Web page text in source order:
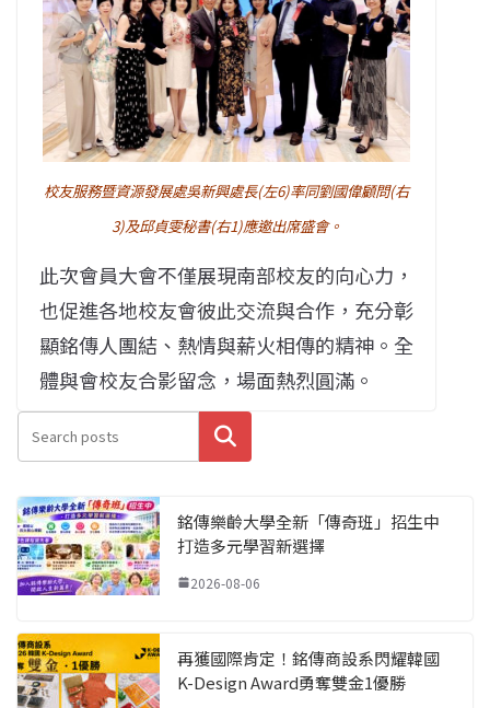
校友服務暨資源發展處吳新興處長(左6)率同劉國偉顧問(右
3)及邱貞雯秘書(右1)應邀出席盛會。
此次會員大會不僅展現南部校友的向心力，
也促進各地校友會彼此交流與合作，充分彰
顯銘傳人團結、熱情與薪火相傳的精神。全
體與會校友合影留念，場面熱烈圓滿。
搜尋
銘傳樂齡大學全新「傳奇班」招生中
打造多元學習新選擇
2026-08-06
再獲國際肯定！銘傳商設系閃耀韓國
K-Design Award勇奪雙金1優勝